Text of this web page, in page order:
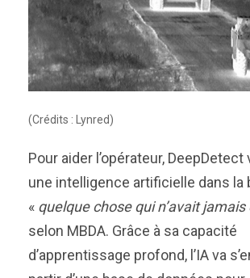
(Crédits : Lynred)
Pour aider l’opérateur,
une intelligence artificielle dans la
« quelque chose qui n’avait
selon MBDA. Grâce à sa capacité
d’apprentissage profond, l’IA va